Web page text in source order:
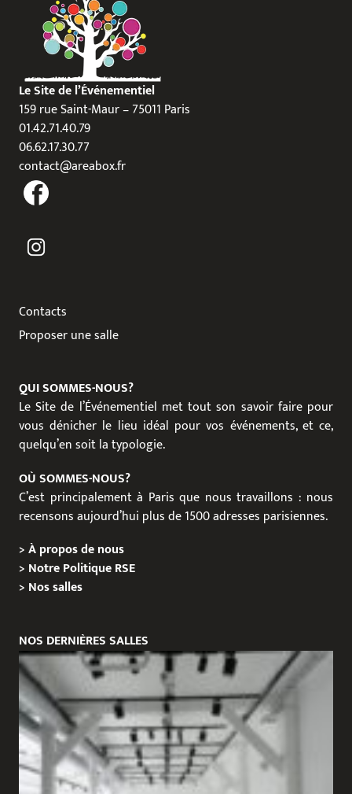
Le Site de l’Événementiel
159 rue Saint-Maur – 75011 Paris
01.42.71.40.79
06.62.17.30.77
contact@areabox.fr
Contacts
Proposer une salle
QUI SOMMES-NOUS?
Le Site de l’Événementiel met tout son savoir faire pour
vous dénicher le lieu idéal pour vos événements, et ce,
quelqu’en soit la typologie.
OÙ SOMMES-NOUS?
C’est principalement à Paris que nous travaillons : nous
recensons aujourd’hui plus de 1500 adresses parisiennes.
>À propos de nous
> Notre Politique RSE
> Nos salles
NOS DERNIÈRES SALLES